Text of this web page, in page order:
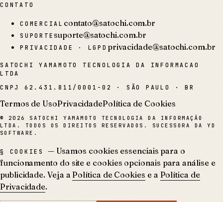
CONTATO
COMERCIAL contato@satochi.com.br
SUPORTEsuporte@satochi.com.br
PRIVACIDADE · LGPD privacidade@satochi.com.br
SATOCHI YAMAMOTO TECNOLOGIA DA INFORMACAO
LTDA
CNPJ 62.431.811/0001-02 · SÃO PAULO · BR
Termos de UsoPrivacidadePolítica de Cookies
© 2026
SATOCHI YAMAMOTO TECNOLOGIA DA INFORMAÇÃO
LTDA. TODOS OS DIREITOS RESERVADOS. SUCESSORA DA YD
SOFTWARE.
§ COOKIES
— Usamos cookies essenciais para o
funcionamento do site e cookies opcionais para análise e
publicidade. Veja a Política de Cookies e a Política de
Privacidade.